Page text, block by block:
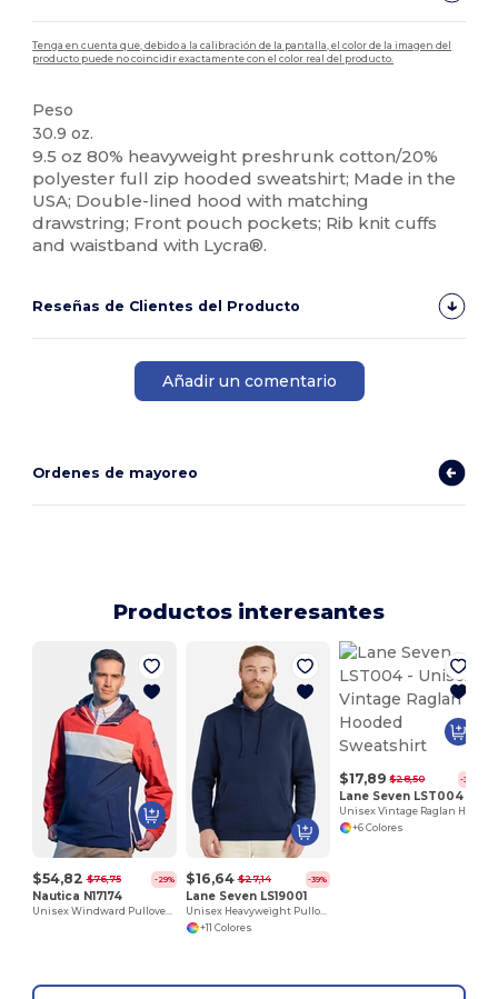
Tenga en cuenta que, debido a la calibración de la pantalla, el color de la imagen del
producto puede no coincidir exactamente con el color real del producto.
Peso
30.9 oz.
9.5 oz 80% heavyweight preshrunk cotton/20%
polyester full zip hooded sweatshirt; Made in the
USA; Double-lined hood with matching
drawstring; Front pouch pockets; Rib knit cuffs
and waistband with Lycra®.
Reseñas de Clientes del Producto
Añadir un comentario
Ordenes de mayoreo
Productos interesantes
$54,82 $76,75 -29%
Nautica N17174
Unisex Windward Pullover Anorak
$16,64 $27,14 -39%
Lane Seven LS19001
Unisex Heavyweight Pullover Hooded Sweatshirt
+11 Colores
$17,89 $28,50 -37%
Lane Seven LST004
+6 Colores